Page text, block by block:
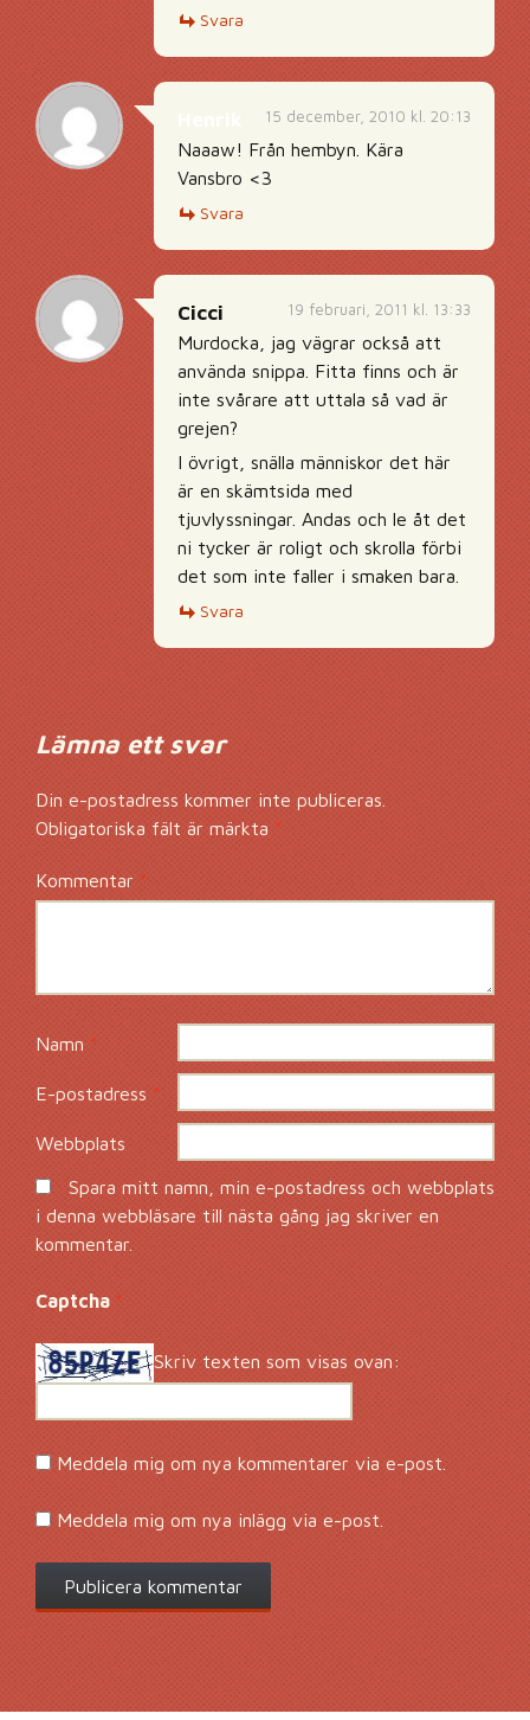
Svara
15 december, 2010 kl. 20:13
Naaaw! Från hembyn. Kära
Vansbro <3
Svara
19 februari, 2011 kl. 13:33
Cicci
Murdocka, jag vägrar också att
använda snippa. Fitta finns och är
inte svårare att uttala så vad är
grejen?
I övrigt, snälla människor det här
är en skämtsida med
tjuvlyssningar. Andas och le åt det
ni tycker är roligt och skrolla förbi
det som inte faller i smaken bara.
Svara
Lämna ett svar
Din e-postadress kommer inte publiceras.
Obligatoriska fält är märkta*
Kommentar*
Namn*
E-postadress*
Webbplats
Spara mitt namn, min e-postadress och webbplats
i denna webbläsare till nästa gång jag skriver en
kommentar.
Captcha *
Skriv texten som visas ovan:
Meddela mig om nya kommentarer via e-post.
Meddela mig om nya inlägg via e-post.